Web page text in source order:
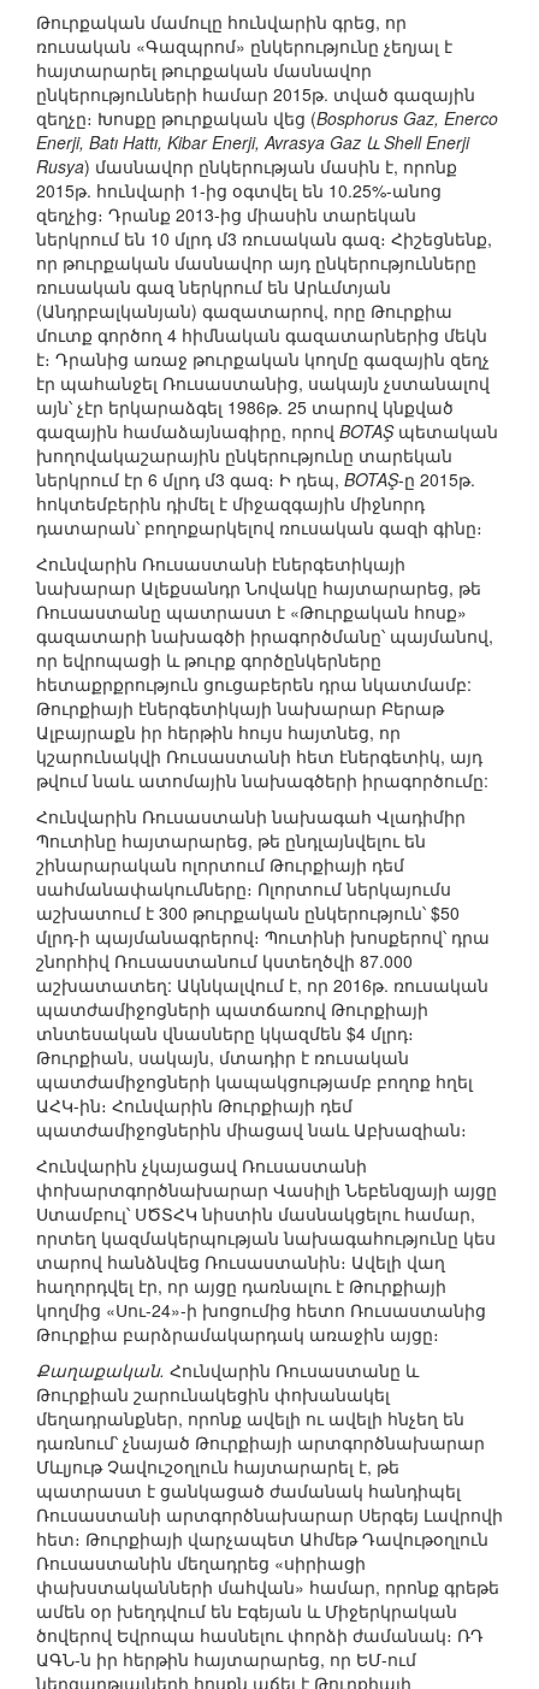
Թուրքական մամուլը հունվարին գրեց, որ
ռուսական «Գազպրոմ» ընկերությունը չեղյալ է
հայտարարել թուրքական մասնավոր
ընկերությունների համար 2015թ. տված գազային
զեղչը։ Խոսքը թուրքական վեց (Bosphorus Gaz, Enerco
Enerji, Batı Hattı, Kibar Enerji, Avrasya Gaz և Shell Enerji
Rusya) մասնավոր ընկերության մասին է, որոնք
2015թ. հունվարի 1-ից օգտվել են 10.25%-անոց
զեղչից։ Դրանք 2013-ից միասին տարեկան
ներկրում են 10 մլրդ մ3 ռուսական գազ։ Հիշեցնենք,
որ թուրքական մասնավոր այդ ընկերությունները
ռուսական գազ ներկրում են Արևմտյան
(Անդրբալկանյան) գազատարով, որը Թուրքիա
մուտք գործող 4 հիմնական գազատարներից մեկն
է։ Դրանից առաջ թուրքական կողմը գազային զեղչ
էր պահանջել Ռուսաստանից, սակայն չստանալով
այն՝ չէր երկարաձգել 1986թ. 25 տարով կնքված
գազային համաձայնագիրը, որով BOTAŞպետական
խողովակաշարային ընկերությունը տարեկան
ներկրում էր 6 մլրդ մ3 գազ։ Ի դեպ, BOTAŞ-ը 2015թ.
հոկտեմբերին դիմել է միջազգային միջնորդ
դատարան՝ բողոքարկելով ռուսական գազի գինը։
Հունվարին Ռուսաստանի էներգետիկայի
նախարար Ալեքսանդր Նովակը հայտարարեց, թե
Ռուսաստանը պատրաստ է «Թուրքական հոսք»
գազատարի նախագծի իրագործմանը՝ պայմանով,
որ եվրոպացի և թուրք գործընկերները
հետաքրքրություն ցուցաբերեն դրա նկատմամբ:
Թուրքիայի էներգետիկայի նախարար Բերաթ
Ալբայրաքն իր հերթին հույս հայտնեց, որ
կշարունակվի Ռուսաստանի հետ էներգետիկ, այդ
թվում նաև ատոմային նախագծերի իրագործումը:
Հունվարին Ռուսաստանի նախագահ Վլադիմիր
Պուտինը հայտարարեց, թե ընդլայնվելու են
շինարարական ոլորտում Թուրքիայի դեմ
սահմանափակումները։ Ոլորտում ներկայումս
աշխատում է 300 թուրքական ընկերություն՝ $50
մլրդ-ի պայմանագրերով։ Պուտինի խոսքերով՝ դրա
շնորհիվ Ռուսաստանում կստեղծվի 87.000
աշխատատեղ: Ակնկալվում է, որ 2016թ. ռուսական
պատժամիջոցների պատճառով Թուրքիայի
տնտեսական վնասները կկազմեն $4 մլրդ։
Թուրքիան, սակայն, մտադիր է ռուսական
պատժամիջոցների կապակցությամբ բողոք հղել
ԱՀԿ-ին։ Հունվարին Թուրքիայի դեմ
պատժամիջոցներին միացավ նաև Աբխազիան։
Հունվարին չկայացավ Ռուսաստանի
փոխարտգործնախարար Վասիլի Նեբենզյայի այցը
Ստամբուլ՝ ՍԾՏՀԿ նիստին մասնակցելու համար,
որտեղ կազմակերպության նախագահությունը կես
տարով հանձնվեց Ռուսաստանին։ Ավելի վաղ
հաղորդվել էր, որ այցը դառնալու է Թուրքիայի
կողմից «Սու-24»-ի խոցումից հետո Ռուսաստանից
Թուրքիա բարձրամակարդակ առաջին այցը։
Քաղաքական. Հունվարին Ռուսաստանը և
Թուրքիան շարունակեցին փոխանակել
մեղադրանքներ, որոնք ավելի ու ավելի հնչեղ են
դառնում՝ չնայած Թուրքիայի արտգործնախարար
Մևլյութ Չավուշօղլուն հայտարարել է, թե
պատրաստ է ցանկացած ժամանակ հանդիպել
Ռուսաստանի արտգործնախարար Սերգեյ Լավրովի
հետ։ Թուրքիայի վարչապետ Ահմեթ Դավութօղլուն
Ռուսաստանին մեղադրեց «սիրիացի
փախստականների մահվան» համար, որոնք գրեթե
ամեն օր խեղդվում են Էգեյան և Միջերկրական
ծովերով Եվրոպա հասնելու փորձի ժամանակ։ ՌԴ
ԱԳՆ-ն իր հերթին հայտարարեց, որ ԵՄ-ում
ներգաղթյալների հոսքն աճել է Թուրքիայի